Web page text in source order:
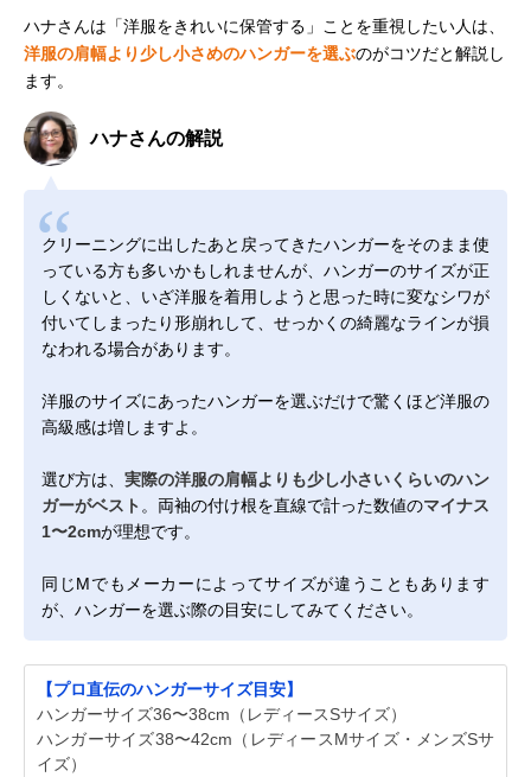
ハナさんは「洋服をきれいに保管する」ことを重視したい人は、
洋服の肩幅より少し小さめのハンガーを選ぶのがコツだと解説し
ます。
ハナさんの解説
クリーニングに出したあと戻ってきたハンガーをそのまま使
っている方も多いかもしれませんが、ハンガーのサイズが正
しくないと、いざ洋服を着用しようと思った時に変なシワが
付いてしまったり形崩れして、せっかくの綺麗なラインが損
なわれる場合があります。
洋服のサイズにあったハンガーを選ぶだけで驚くほど洋服の
高級感は増しますよ。
選び方は、 実際の洋服の肩幅よりも少し小さいくらいのハン
ガーがベスト 。両袖の付け根を直線で計った数値のマイナス
1〜2cmが理想です。
同じMでもメーカーによってサイズが違うこともあります
が、ハンガーを選ぶ際の目安にしてみてください。
【プロ直伝のハンガーサイズ目安】
ハンガーサイズ36〜38cm（レディースSサイズ）
ハンガーサイズ38〜42cm（レディースMサイズ・メンズSサ
イズ）